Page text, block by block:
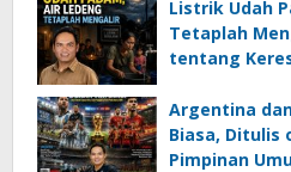
Listrik Udah
Tetaplah
tentang
Ancaman
Rifai, SH
Argentina
Biasa, Ditulis
Pimpinan